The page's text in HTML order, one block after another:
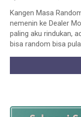
Kangen Masa
nemenin ke Dealer
paling aku rindukan,
bisa random bisa